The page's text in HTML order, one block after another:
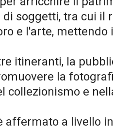
soggetti, tra cui il
e l'arte, mettendo
itineranti, la
la
collezionismo e
affermato a livello